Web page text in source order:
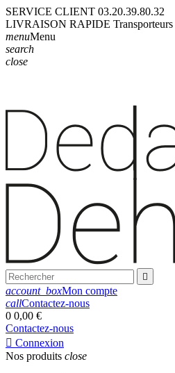
SERVICE CLIENT 03.20.39.80.32
LIVRAISON RAPIDE Transporteurs
menuMenu
search
close

account_boxMon compte
callContactez-nous
0 0,00 €
Contactez-nous
 Connexion
Nos produits close